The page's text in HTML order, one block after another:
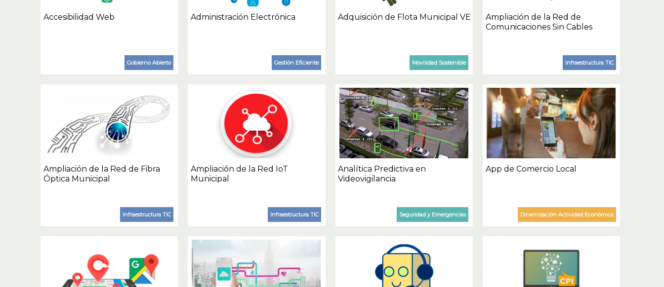
Accesibilidad Web
Gobierno Abierto
Administración Electrónica
Gestión Eficiente
Adquisición de Flota Municipal VE
Movilidad Sostenible
Ampliación de la Red de
Comunicaciones Sin Cables
Infraestructura TIC
Ampliación de la Red de Fibra
Óptica Municipal
Infraestructura TIC
Ampliación de la Red IoT
Municipal
Infraestructura TIC
Analítica Predictiva en
Videovigilancia
Seguridad y Emergencias
App de Comercio Local
Dinamización Actividad Económica